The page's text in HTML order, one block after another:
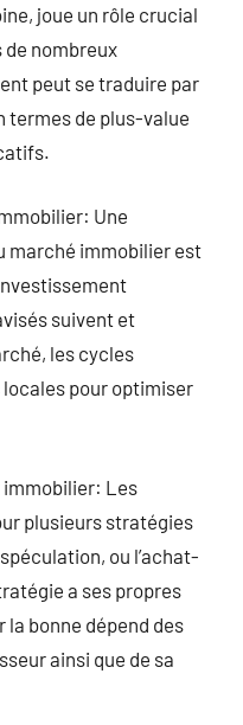
joue un rôle crucial
nombreux
peut se traduire par
termes de plus-value
Une
marché immobilier est
suivent et
les cycles
pour optimiser
immobilier: Les
plusieurs stratégies
ou l’achat-
a ses propres
bonne dépend des
ainsi que de sa